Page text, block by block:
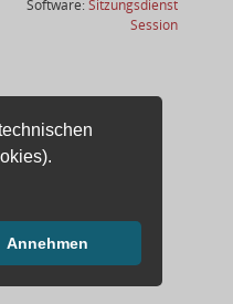
Annehmen
Software:Sitzungsdienst
Session(Wird in